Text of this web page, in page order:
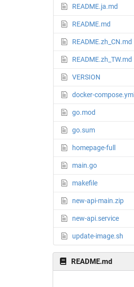
README.ja.md
README.md
README.zh_CN.md
README.zh_TW.md
VERSION
docker-compose.yml
go.mod
go.sum
homepage-full
main.go
makefile
new-api-main.zip
new-api.service
update-image.sh
README.md